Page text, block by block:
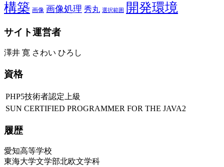
構築 画像 画像処理 秀丸 選択範囲 開発環境
サイト運営者
澤井 寛 さわい ひろし
資格
PHP5技術者認定上級
SUN CERTIFIED PROGRAMMER FOR THE JAVA2
履歴
愛知高等学校
東海大学文学部北欧文学科